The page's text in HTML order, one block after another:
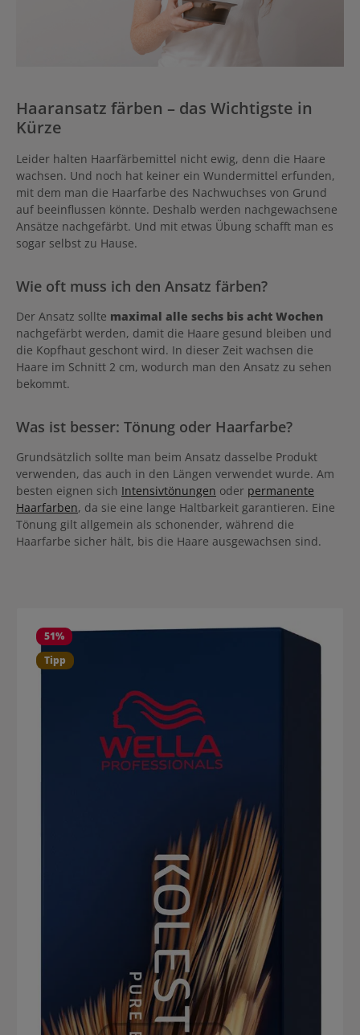
Haaransatz färben – das Wichtigste in
Kürze
Leider halten Haarfärbemittel nicht ewig, denn die Haare
wachsen. Und noch hat keiner ein Wundermittel erfunden,
mit dem man die Haarfarbe des Nachwuchses von Grund
auf beeinflussen könnte. Deshalb werden nachgewachsene
Ansätze nachgefärbt. Und mit etwas Übung schafft man es
sogar selbst zu Hause.
Wie oft muss ich den Ansatz färben?
Der Ansatz sollte maximal alle sechs bis acht Wochen
nachgefärbt werden, damit die Haare gesund bleiben und
die Kopfhaut geschont wird. In dieser Zeit wachsen die
Haare im Schnitt 2 cm, wodurch man den Ansatz zu sehen
bekommt.
Was ist besser: Tönung oder Haarfarbe?
Grundsätzlich sollte man beim Ansatz dasselbe Produkt
verwenden, das auch in den Längen verwendet wurde. Am
besten eignen sich Intensivtönungen oder permanente
Haarfarben, da sie eine lange Haltbarkeit garantieren. Eine
Tönung gilt allgemein als schonender, während die
Haarfarbe sicher hält, bis die Haare ausgewachsen sind.
51%
Tipp